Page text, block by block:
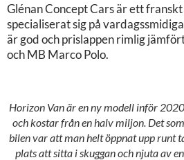
Glénan Concept Cars är ett
specialiserat sig på
är god och prislappen rimlig
och MB Marco Polo.
Horizon Van är en ny modell inför
och kostar från en halv miljon. Det
bilen var att man helt öppnat upp runt
plats att sitta i skuggan och njuta av